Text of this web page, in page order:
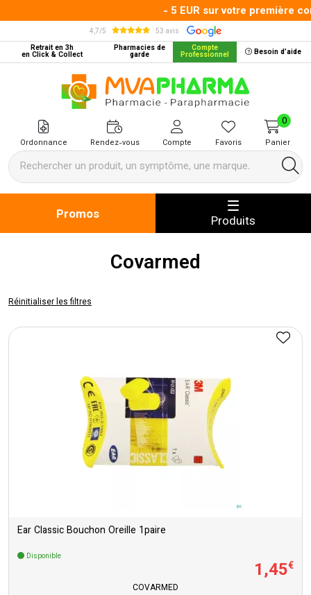
- 5 EUR sur votre première
4,7/5
53 avis
Retrait en 3h
en Click & Collect
Pharmacies de
garde
Compte
Professionnel Besoin d’aide
MVA Pharma Votre pharmacie
Ordonnance Rendez-vous Compte Favoris Panier
0
Promos Produits
Covarmed
Réinitialiser les filtres
Ear Classic Bouchon Oreille 1paire
Disponible
1,45€
COVARMED